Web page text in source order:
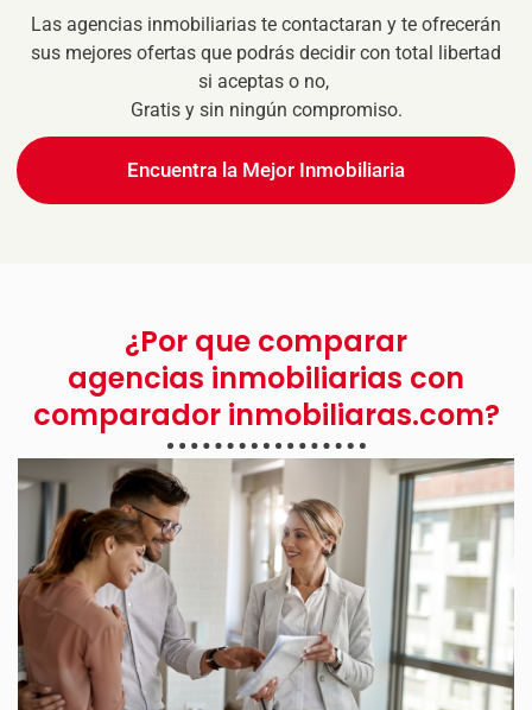
Las agencias inmobiliarias te contactaran y te ofrecerán
sus mejores ofertas que podrás decidir con total libertad
si aceptas o no,
Gratis y sin ningún compromiso.
Encuentra la Mejor Inmobiliaria
¿Por que comparar
agencias inmobiliarias con
comparador inmobiliaras.com?